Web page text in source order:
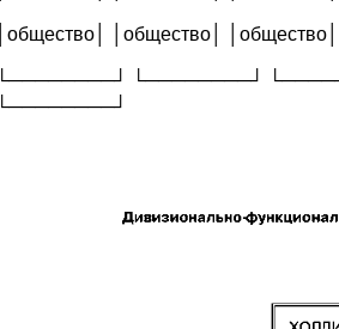
│общество│ │общество│
└────────┘ └────────┘
└────────┘